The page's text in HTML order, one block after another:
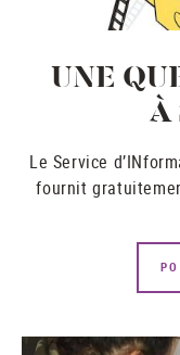
UNE
À
Le Service
fournit